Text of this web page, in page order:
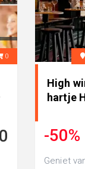
0
High
hartje
-50%
Geniet